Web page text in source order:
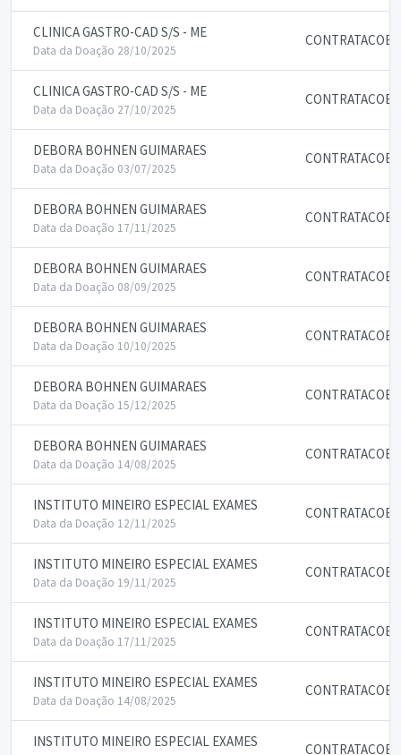
CLINICA GASTRO-CAD S/S - ME
Data da Doação 28/10/2025
CLINICA GASTRO-CAD S/S - ME
Data da Doação 27/10/2025
DEBORA BOHNEN GUIMARAES
Data da Doação 03/07/2025
DEBORA BOHNEN GUIMARAES
Data da Doação 17/11/2025
DEBORA BOHNEN GUIMARAES
Data da Doação 08/09/2025
DEBORA BOHNEN GUIMARAES
Data da Doação 10/10/2025
DEBORA BOHNEN GUIMARAES
Data da Doação 15/12/2025
DEBORA BOHNEN GUIMARAES
Data da Doação 14/08/2025
INSTITUTO MINEIRO ESPECIAL EXAMES
Data da Doação 12/11/2025
INSTITUTO MINEIRO ESPECIAL EXAMES
Data da Doação 19/11/2025
INSTITUTO MINEIRO ESPECIAL EXAMES
Data da Doação 17/11/2025
INSTITUTO MINEIRO ESPECIAL EXAMES
Data da Doação 14/08/2025
INSTITUTO MINEIRO ESPECIAL EXAMES